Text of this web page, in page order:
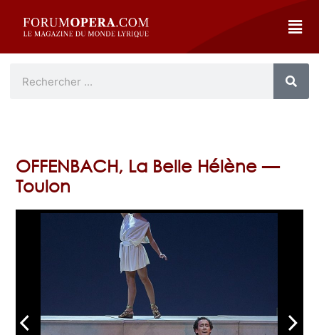
OFFENBACH, La Belle Hélène —
Toulon
arrow_back_ios arrow_forward_ios